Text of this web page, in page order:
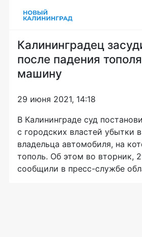
Калининградец
после падения
машину
29 июня 2021, 14:18
В Калининграде суд
с городских властей убытки
владельца автомобиля, на
тополь. Об этом во вторник,
сообщили в пресс-службе